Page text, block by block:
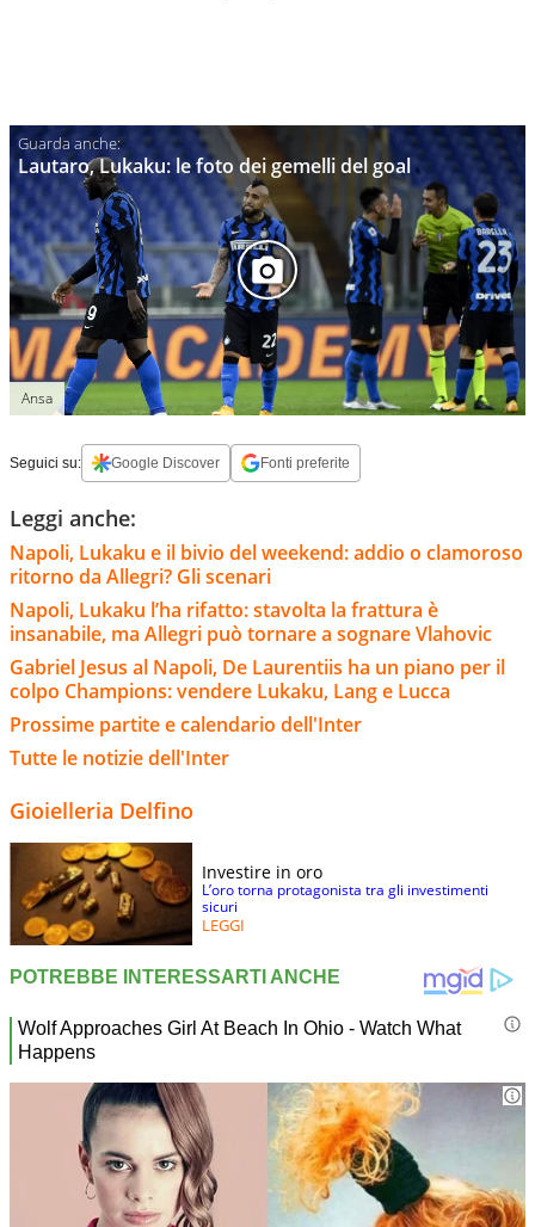
Lautaro, Lukaku: le foto dei gemelli del goal
Ansa
Seguici su: Google Discover Fonti preferite
Leggi anche:
Napoli, Lukaku e il bivio del weekend: addio o clamoroso
ritorno da Allegri? Gli scenari
Napoli, Lukaku l’ha rifatto: stavolta la frattura è
insanabile, ma Allegri può tornare a sognare Vlahovic
Gabriel Jesus al Napoli, De Laurentiis ha un piano per il
colpo Champions: vendere Lukaku, Lang e Lucca
Prossime partite e calendario dell'Inter
Tutte le notizie dell'Inter
Gioielleria Delfino
Investire in oro
L’oro torna protagonista tra gli investimenti
sicuri
LEGGI